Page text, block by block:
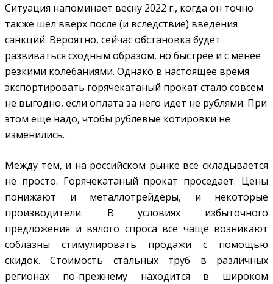
Ситуация напоминает весну 2022 г., когда он точно
также шел вверх после (и вследствие) введения
санкций. Вероятно, сейчас обстановка будет
развиваться сходным образом, но быстрее и с менее
резкими колебаниями. Однако в настоящее время
экспортировать горячекатаный прокат стало совсем
не выгодно, если оплата за него идет не рублями. При
этом еще надо, чтобы рублевые котировки не
изменились.
Между тем, и на российском рынке все складывается
не просто. Горячекатаный прокат проседает. Цены
понижают и металлотрейдеры, и некоторые
производители. В условиях избыточного
предложения и вялого спроса все чаще возникают
соблазны стимулировать продажи с помощью
скидок. Стоимость стальных труб в различных
регионах по-прежнему находится в широком